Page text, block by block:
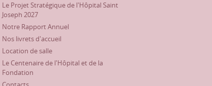
Le Projet Stratégique de l'Hôpital Saint
Joseph 2027
Notre Rapport Annuel
Nos livrets d'accueil
Location de salle
Le Centenaire de l'Hôpital et de la
Fondation